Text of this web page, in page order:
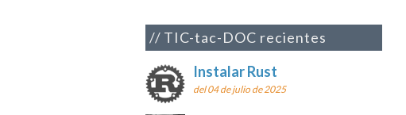
TIC-tac-DOC recientes
Instalar Rust
del 04 de julio de 2025